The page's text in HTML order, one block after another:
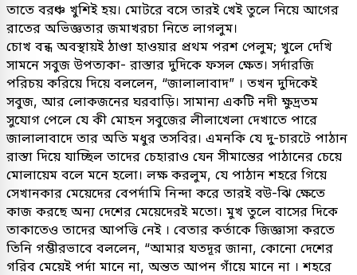
তাতে বরঞ্চ খুশিই হয়। মোটরে বসে তারই খেই তুলে নিয়ে আগের
রাতের অভিজ্ঞতার জমাখরচা নিতে লাগলুম।
চোখ বন্ধ অবস্থায়ই ঠাণ্ডা হাওয়ার প্রথম পরশ পেলুম; খুলে দেখি
সামনে সবুজ উপত্যকা- রাস্তার দুদিকে ফসল ক্ষেত। সর্দারজি
পরিচয় করিয়ে দিয়ে বললেন, “জালালাবাদ” । তখন দুদিকেই
সবুজ, আর লোকজনের ঘরবাড়ি। সামান্য একটি নদী ক্ষুদ্রতম
সুযোগ পেলে যে কী মোহন সবুজের লীলাখেলা দেখাতে পারে
জালালাবাদে তার অতি মধুর তসবির। এমনকি যে দু-চারটে পাঠান
রাস্তা দিয়ে যাচ্ছিল তাদের চেহারাও যেন সীমান্তের পাঠানের চেয়ে
মোলায়েম বলে মনে হলো। লক্ষ করলুম, যে পাঠান শহরে গিয়ে
সেখানকার মেয়েদের বেপর্দামি নিন্দা করে তারই বউ-ঝি ক্ষেতে
কাজ করছে অন্য দেশের মেয়েদেরই মতো। মুখ তুলে বাসের দিকে
তাকাতেও তাদের আপত্তি নেই । বেতার কর্তাকে জিজ্ঞাসা করতে
তিনি গম্ভীরভাবে বললেন, “আমার যতদূর জানা, কোনো দেশের
গরিব মেয়েই পর্দা মানে না, অন্তত আপন গাঁয়ে মানে না । শহরে